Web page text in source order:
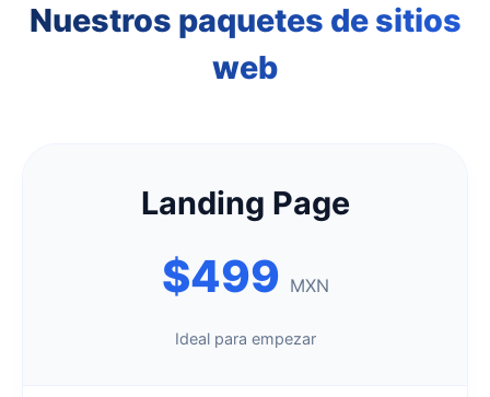
Nuestros paquetes de sitios
web
Landing Page
$499 MXN
Ideal para empezar